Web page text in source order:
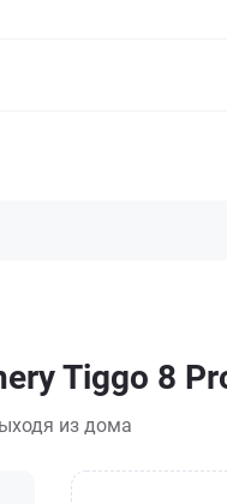
Tiggo 8
из дома